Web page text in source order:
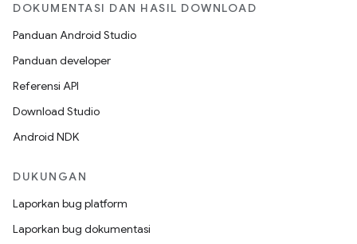
DOKUMENTASI DAN HASIL DOWNLOAD
Panduan Android Studio
Panduan developer
Referensi API
Download Studio
Android NDK
DUKUNGAN
Laporkan bug platform
Laporkan bug dokumentasi